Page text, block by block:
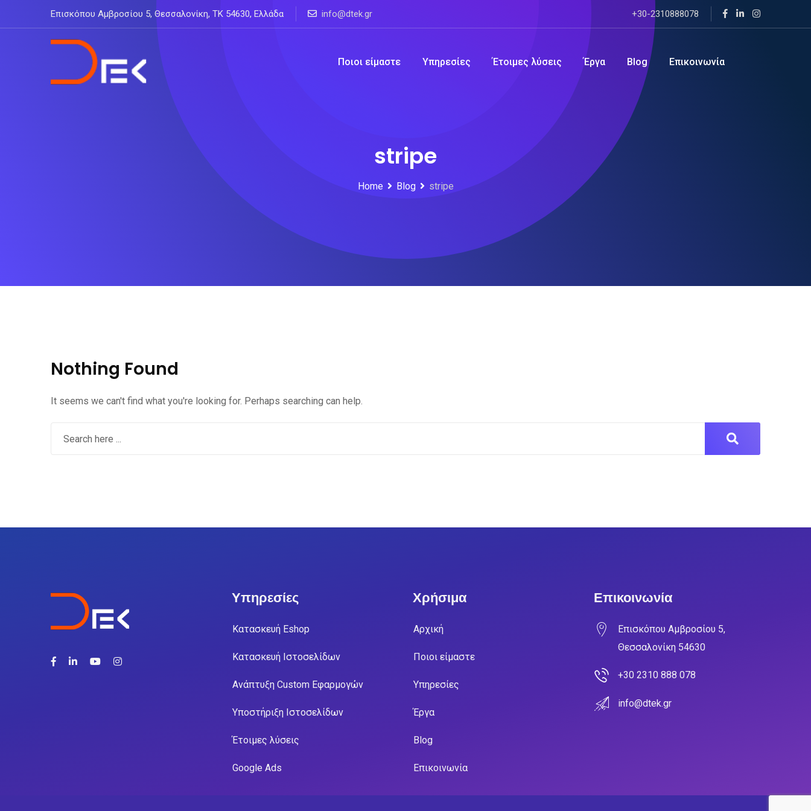
to
Επισκόπου Αμβροσίου 5, Θεσσαλονίκη, ΤΚ 54630, Ελλάδα info@dtek.gr +30-2310888078
Ποιοι είμαστε Υπηρεσίες Έτοιμες λύσεις Έργα Blog Επικοινωνία
stripe
Home Blog stripe
Nothing Found
It seems we can't find what you're looking for. Perhaps searching can help.
Υπηρεσίες
Κατασκευή Eshop
Κατασκευή Ιστοσελίδων
Ανάπτυξη Custom Εφαρμογών
Υποστήριξη Ιστοσελίδων
Έτοιμες λύσεις
Google Ads
Χρήσιμα
Αρχική
Ποιοι είμαστε
Υπηρεσίες
Έργα
Blog
Επικοινωνία
Επικοινωνία
Επισκόπου Αμβροσίου 5,
Θεσσαλονίκη 54630
+30 2310 888 078
info@dtek.gr